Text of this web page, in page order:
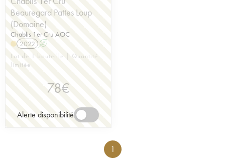
Beauregard Pattes Loup
(Domaine)
Chablis 1er Cru AOC
2022 A
Lot de 1 bouteille | Quantité
limitée
78€
Alerte disponibilité
1